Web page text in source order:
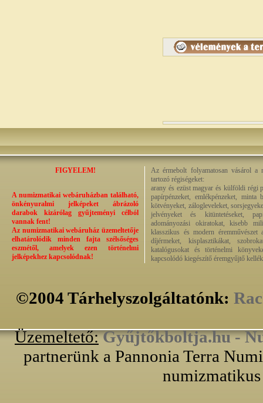
FIGYELEM!
A numizmatikai webáruházban található,
önkényuralmi jelképeket ábrázoló
darabok kizárólag gyűjteményi célból
vannak fent!
Az numizmatikai webáruház üzemeltetője
elhatárolódik minden fajta szélsőséges
eszmétől, amelyek ezen történelmi
jelképekhez kapcsolódnak!
Az érmebolt folyamatosan vásárol a
tartozó régiségeket:
arany és ezüst magyar és külföldi régi
papírpénzeket, emlékpénzeket, minta
kötvényeket, zálogleveleket,
jelvényeket és kitüntetéseket,
adományozási okiratokat, kisebb
klasszikus és modern éremművészet
díjérmeket, kisplasztikákat,
katalógusokat és történelmi
kapcsolódó kiegészítő éremgyűjtő
©2004 Tárhelyszolgáltatónk:
Üzemeltető: Gyűjtőkboltja.hu -
partnerünk a Pannonia Terra
numizmatikus